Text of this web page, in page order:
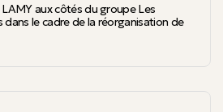
LAMY aux côtés du groupe Les
dans le cadre de la réorganisation de